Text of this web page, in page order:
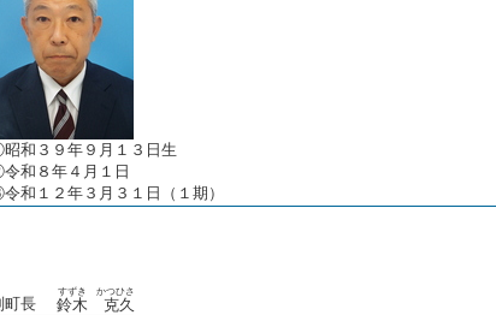
和３９年９月１３日生
和８年４月１日
和１２年３月３１日（１期）
町長 鈴木 克久
すずき かつひさ